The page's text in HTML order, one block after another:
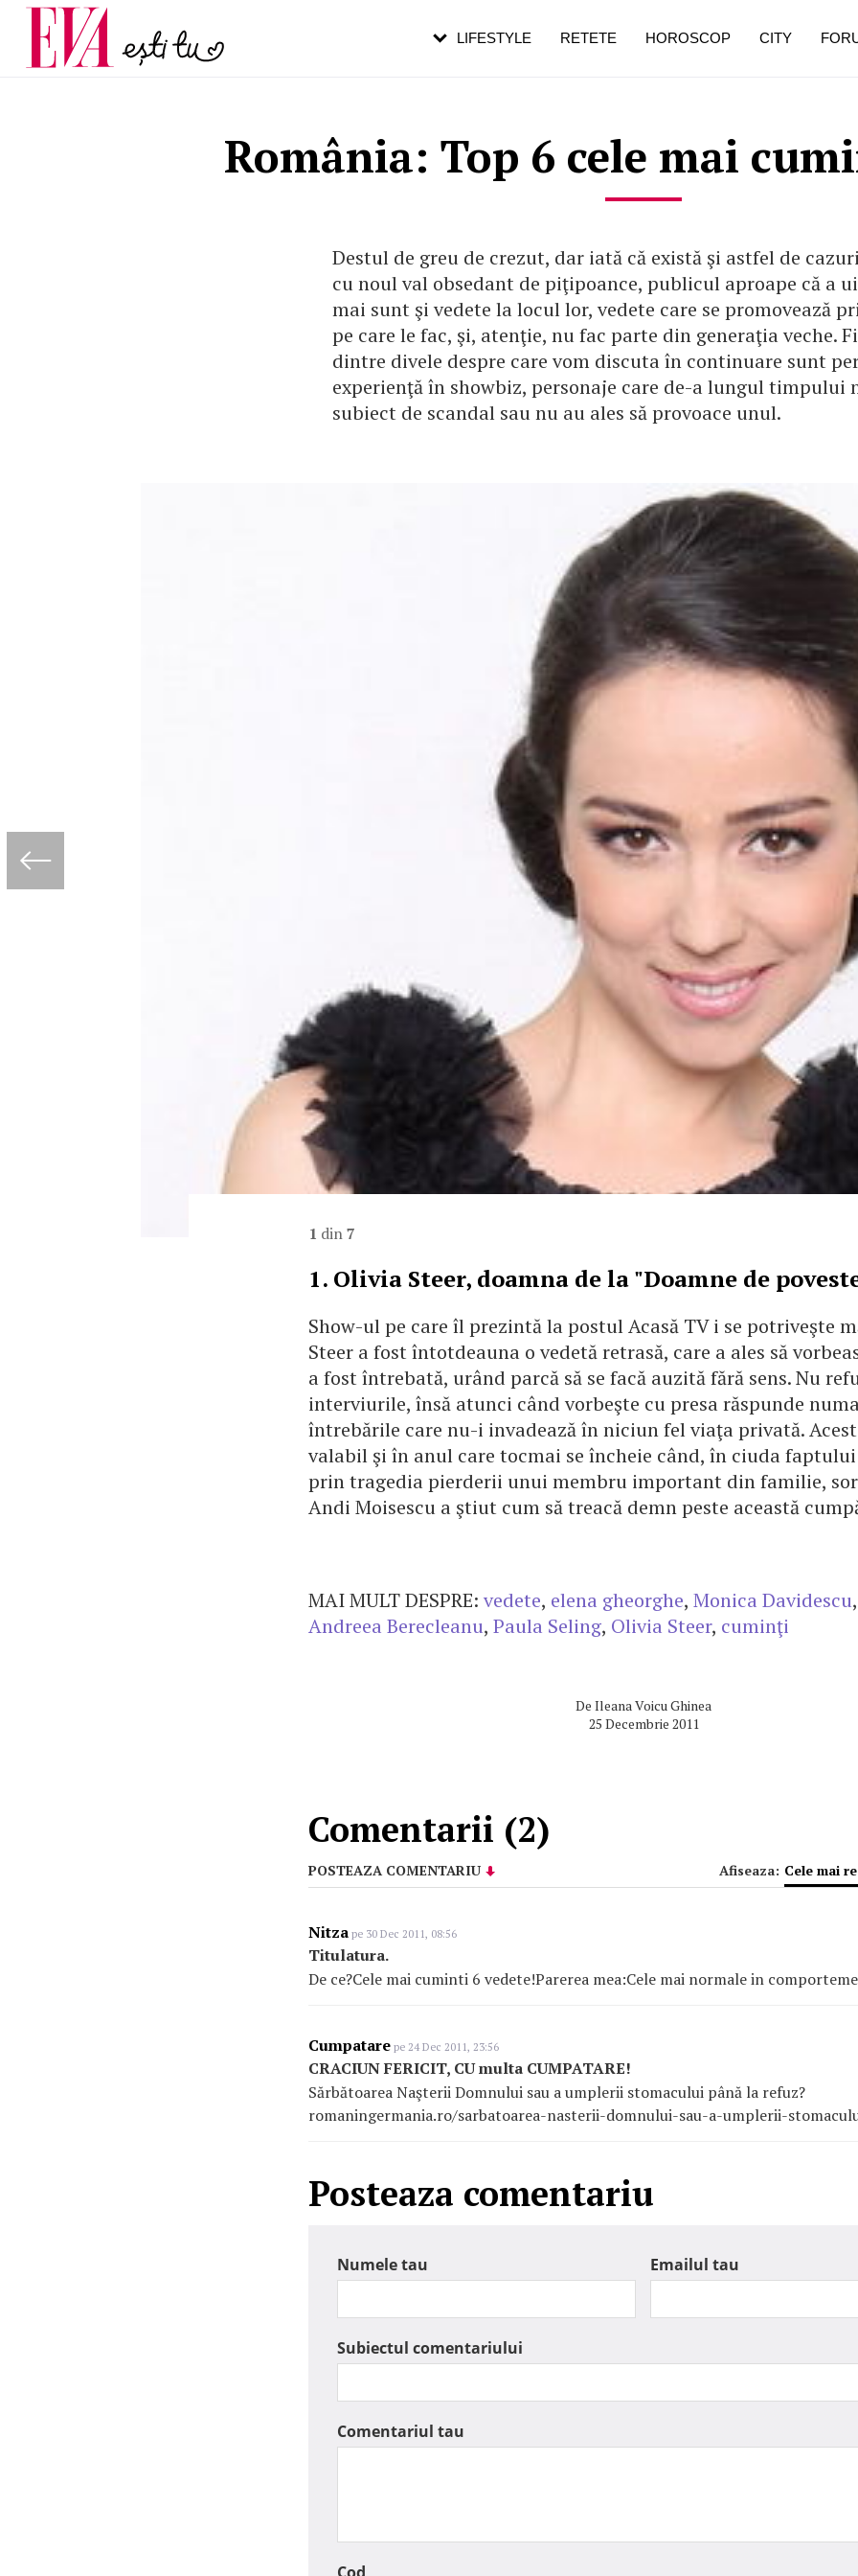
România: Top 6 cele mai
Destul de greu de crezut, dar iată că există şi astfel de
cu noul val obsedant de piţipoance, publicul aproape că a
mai sunt şi vedete la locul lor, vedete care se promovează
pe care le fac, şi, atenţie, nu fac parte din generaţia veche.
dintre divele despre care vom discuta în continuare sunt
experienţă în showbiz, personaje care de-a lungul timpului
subiect de scandal sau nu au ales să provoace unul.
1 din7
1. Olivia Steer, doamna de la "Doamne de
Show-ul pe care îl prezintă la postul Acasă TV i se potriveşte
Steer a fost întotdeauna o vedetă retrasă, care a ales să
a fost întrebată, urând parcă să se facă auzită fără sens. Nu
interviurile, însă atunci când vorbeşte cu presa răspunde
întrebările care nu-i invadează în niciun fel viaţa privată.
valabil şi în anul care tocmai se încheie când, în ciuda
prin tragedia pierderii unui membru important din familie,
Andi Moisescu a ştiut cum să treacă demn peste această
MAI MULT DESPRE: vedete, elena gheorghe, Monica Davidescu
Andreea Berecleanu, Paula Seling, Olivia Steer, cuminţi
De Ileana Voicu Ghinea
25 Decembrie 2011
Comentarii (2)
POSTEAZA COMENTARIU Afiseaza: Cele mai
Nitza pe 30 Dec 2011, 08:56
Titulatura.
De ce?Cele mai cuminti 6 vedete!Parerea mea:Cele mai normale in
Cumpatare pe 24 Dec 2011, 23:56
CRACIUN FERICIT, CU multa CUMPATARE!
Sărbătoarea Naşterii Domnului sau a umplerii stomacului până la refuz?
romaningermania.ro/sarbatoarea-nasterii-domnului-sau-a-umplerii-
Posteaza comentariu
Numele tau Emailul tau
Subiectul comentariului
Comentariul tau
LIFESTYLE RETETE HOROSCOP CITY
Carieră
Actualitate
pe măsură ce înaintezi în vârstă
de dureroasă este investigația